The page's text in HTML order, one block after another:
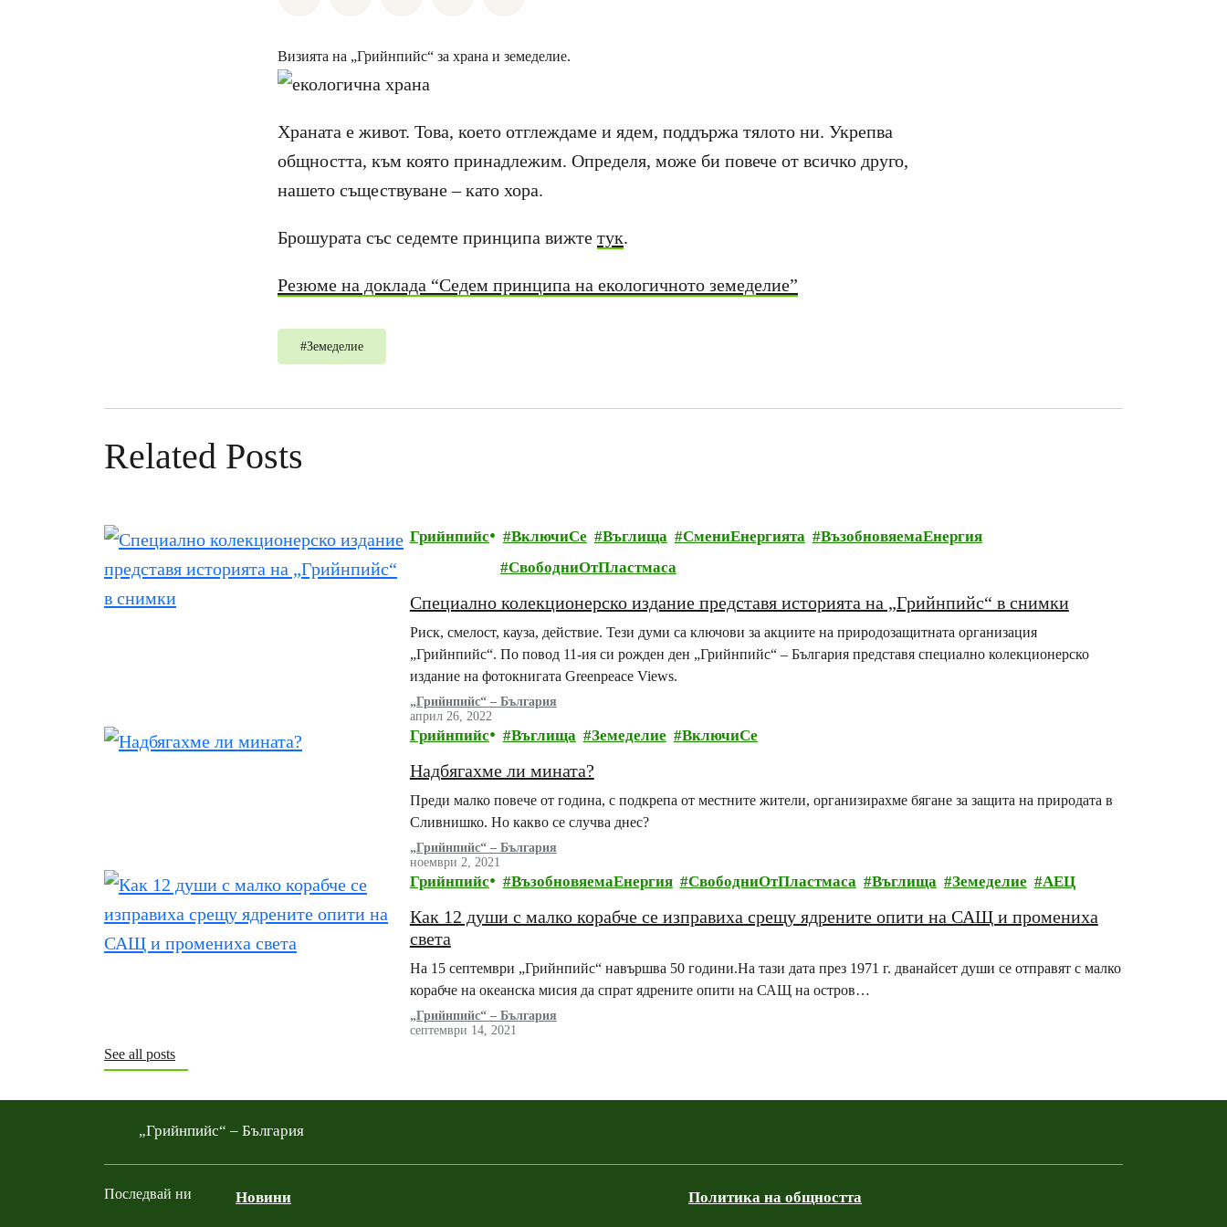
Визията на „Грийнпийс“ за храна и земеделие.
Храната е живот. Това, което отглеждаме и ядем, поддържа тялото ни. Укрепва
общността, към която принадлежим. Определя, може би повече от всичко друго,
нашето съществуване – като хора.
Брошурата със седемте принципа вижте тук.
Резюме на доклада “Седем принципа на екологичното земеделие”
#Земеделие
Related Posts
Грийнпийс ВключиСе Въглища СмениЕнергията
ВъзобновяемаЕнергия
СвободниОтПластмаса
Специално колекционерско издание представя историята на „Грийнпийс“ в снимки
Риск, смелост, кауза, действие. Тези думи са ключови за акциите на природозащитната организация
„Грийнпийс“. По повод 11-ия си рожден ден „Грийнпийс“ – България представя специално колекционерско
издание на фотокнигата Greenpeace Views.
„Грийнпийс“ – България
април 26, 2022
Грийнпийс Въглища Земеделие ВключиСе
Надбягахме ли мината?
Преди малко повече от година, с подкрепа от местните жители, организирахме бягане за защита на природата в
Сливнишко. Но какво се случва днес?
„Грийнпийс“ – България
ноември 2, 2021
Грийнпийс ВъзобновяемаЕнергия СвободниОтПластмаса Въглища Земеделие АЕЦ
Как 12 души с малко корабче се изправиха срещу ядрените опити на САЩ и промениха
света
На 15 септември „Грийнпийс“ навършва 50 години.На тази дата през 1971 г. дванайсет души се отправят с малко
корабче на океанска мисия да спрат ядрените опити на САЩ на остров…
„Грийнпийс“ – България
септември 14, 2021
See all posts
„Грийнпийс“ – България
Последвай ни Новини Политика на общността